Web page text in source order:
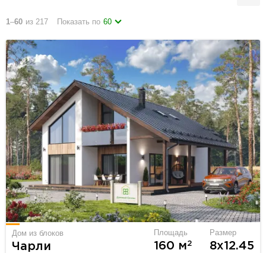
1–60 из 217 Показать по 60
Дом из блоков
Чарли
Площадь
160 м2
Размер
8х12.45